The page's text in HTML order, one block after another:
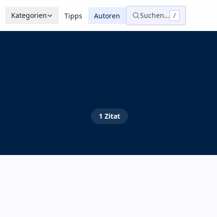
Kategorien Tipps Autoren Suchen… /
1 Zitat